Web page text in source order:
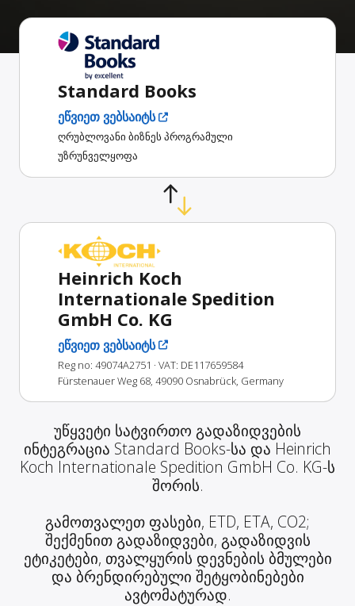
Standard Books
ეწვიეთ ვებსაიტს
ღრუბლოვანი ბიზნეს პროგრამული
უზრუნველყოფა
Heinrich Koch
Internationale Spedition
GmbH Co. KG
ეწვიეთ ვებსაიტს
Reg no: 49074A2751 · VAT: DE117659584
Fürstenauer Weg 68, 49090 Osnabrück, Germany
უწყვეტი სატვირთო გადაზიდვების
ინტეგრაცია Standard Books-სა და Heinrich
Koch Internationale Spedition GmbH Co. KG-ს
შორის.
გამოთვალეთ ფასები, ETD, ETA, CO2;
შექმენით გადაზიდვები, გადაზიდვის
ეტიკეტები, თვალყურის დევნების ბმულები
და ბრენდირებული შეტყობინებები
ავტომატურად.